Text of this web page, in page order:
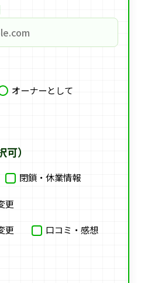
オーナーとして
）
閉鎖・休業情報
更
更 口コミ・感想